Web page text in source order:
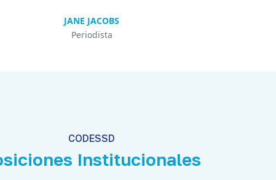
JANE JACOBS
Periodista
CODESSD
Institucionales